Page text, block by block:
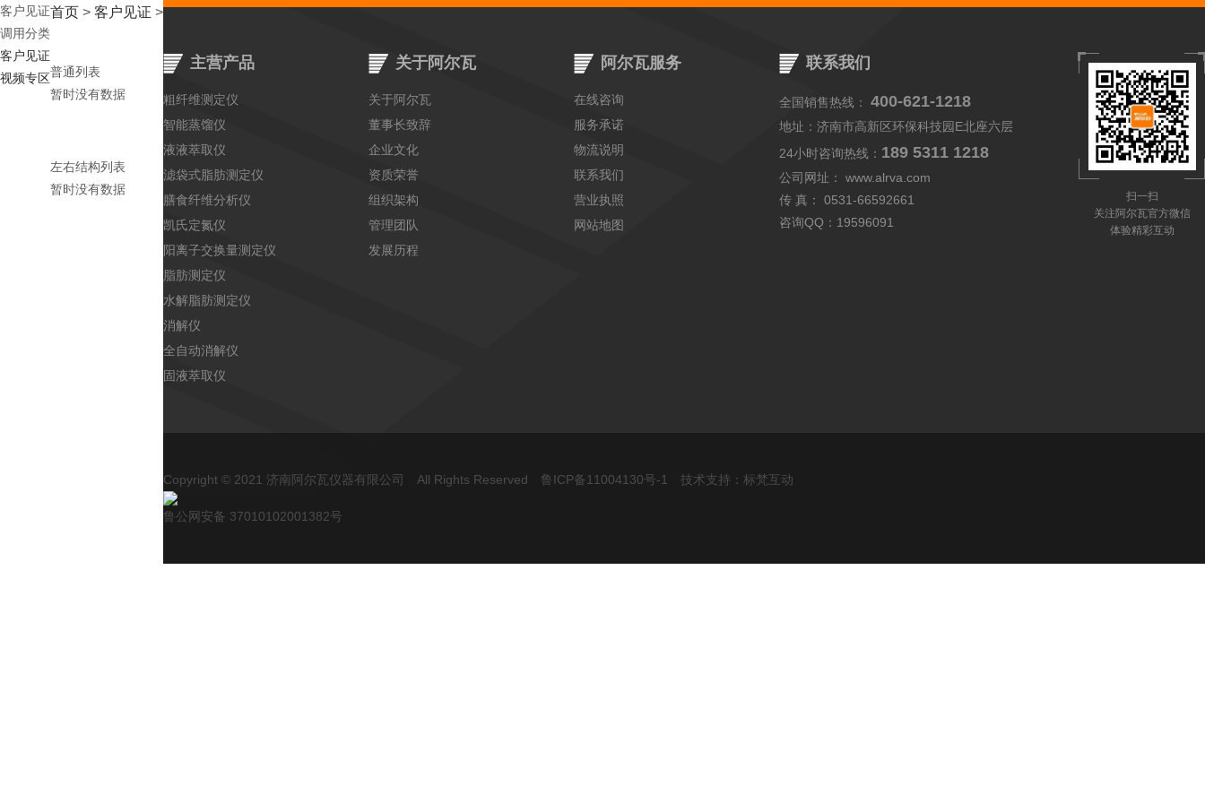
客户见证
调用分类
客户见证
视频专区
首页 > 客户见证 >
普通列表
暂时没有数据
左右结构列表
暂时没有数据
主营产品
粗纤维测定仪
智能蒸馏仪
液液萃取仪
滤袋式脂肪测定仪
膳食纤维分析仪
凯氏定氮仪
阳离子交换量测定仪
脂肪测定仪
水解脂肪测定仪
消解仪
全自动消解仪
固液萃取仪
关于阿尔瓦
关于阿尔瓦
董事长致辞
企业文化
资质荣誉
组织架构
管理团队
发展历程
阿尔瓦服务
在线咨询
服务承诺
物流说明
联系我们
营业执照
网站地图
联系我们
全国销售热线：400-621-1218
地址：济南市高新区环保科技园E北座六层
24小时咨询热线： 189 5311 1218
公司网址：www.alrva.com
传 真： 0531-66592661
咨询QQ： 19596091
扫一扫
关注阿尔瓦官方微信
体验精彩互动
Copyright © 2021 济南阿尔瓦仪器有限公司 All Rights Reserved 鲁ICP备11004130号-1 技术支持：标梵互动
鲁公网安备 37010102001382号